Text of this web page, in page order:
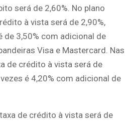
será de 2,60%. No plano
à vista será de 2,90%,
de 3,50% com adicional de
Visa e Mastercard. Nas
de crédito à vista será de
é 4,20% com adicional de
de crédito à vista será de